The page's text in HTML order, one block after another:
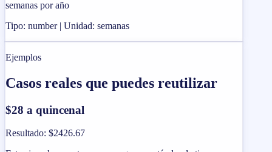
semanas por año
Tipo: number | Unidad: semanas
Ejemplos
Casos reales que puedes reutilizar
$28 a quincenal
Resultado: $2426.67